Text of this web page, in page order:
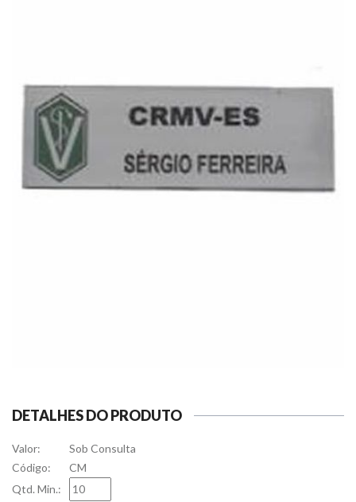
DETALHES DO PRODUTO
Valor:
Sob Consulta
Código:
CM
Qtd. Min.: